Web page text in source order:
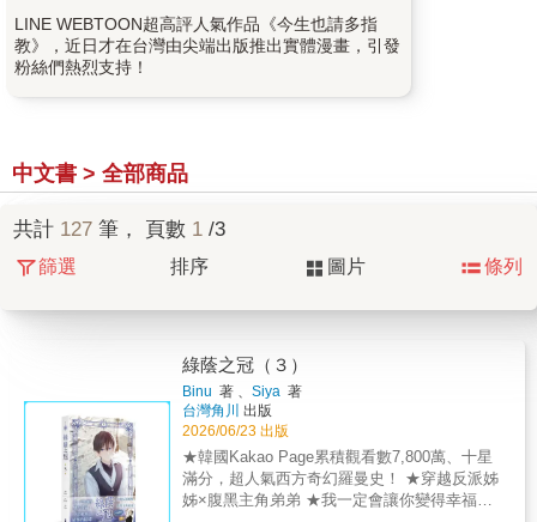
LINE WEBTOON超高評人氣作品《今生也請多指
教》，近日才在台灣由尖端出版推出實體漫畫，引發
粉絲們熱烈支持！
中文書 > 全部商品
共計 127 筆， 頁數 1 /3
篩選 排序 圖片 條列
綠蔭之冠（３）
Binu 著 、Siya 著
台灣角川 出版
2026/06/23 出版
★韓國Kakao Page累積觀看數7,800萬、十星
滿分，超人氣西方奇幻羅曼史！ ★穿越反派姊
姊×腹黑主角弟弟 ★我一定會讓你變得幸福，